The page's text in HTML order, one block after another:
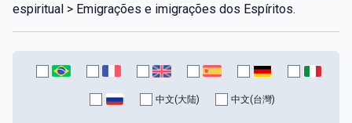
espiritual > Emigrações e imigrações dos Espíritos.
中文(大陆) 中文(台灣)